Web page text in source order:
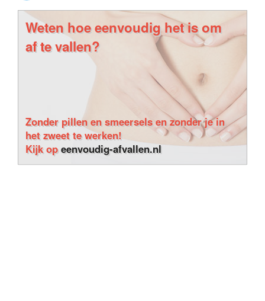
Weten hoe eenvoudig het is om
af te vallen?
Zonder pillen en smeersels en zonder je in
het zweet te werken!
Kijk opeenvoudig-afvallen.nl